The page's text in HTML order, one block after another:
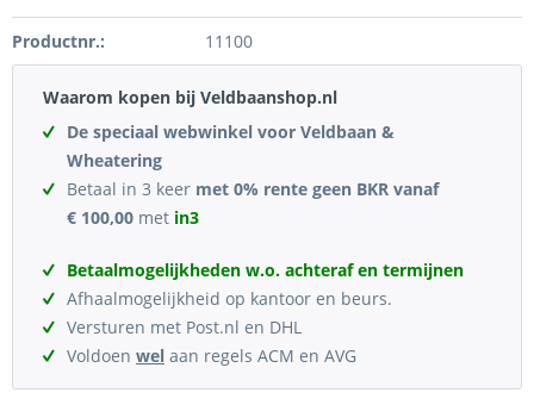
Productnr.: 11100
Waarom kopen bij Veldbaanshop.nl
De speciaal webwinkel voor Veldbaan &
Wheatering
Betaal in 3 keer met 0% rente geen BKR vanaf
€ 100,00 met in3
Betaalmogelijkheden w.o. achteraf en termijnen
Afhaalmogelijkheid op kantoor en beurs.
Versturen met Post.nl en DHL
Voldoen wel aan regels ACM en AVG